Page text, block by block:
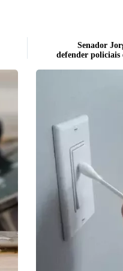
Senador
defender policiais